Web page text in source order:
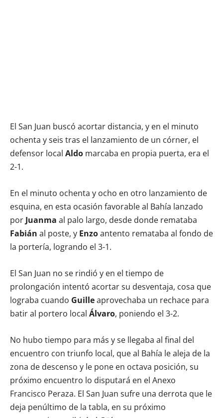
El San Juan buscó acortar distancia, y en el minuto
ochenta y seis tras el lanzamiento de un córner, el
defensor local Aldo marcaba en propia puerta, era el
2-1.
En el minuto ochenta y ocho en otro lanzamiento de
esquina, en esta ocasión favorable al Bahía lanzado
por Juanma al palo largo, desde donde remataba
Fabián al poste, y Enzoantento remataba al fondo de
la portería, logrando el 3-1.
El San Juan no se rindió y en el tiempo de
prolongación intentó acortar su desventaja, cosa que
lograba cuando Guilleaprovechaba un rechace para
batir al portero local Álvaro, poniendo el 3-2.
No hubo tiempo para más y se llegaba al final del
encuentro con triunfo local, que al Bahía le aleja de la
zona de descenso y le pone en octava posición, su
próximo encuentro lo disputará en el Anexo
Francisco Peraza. El San Juan sufre una derrota que le
deja penúltimo de la tabla, en su próximo